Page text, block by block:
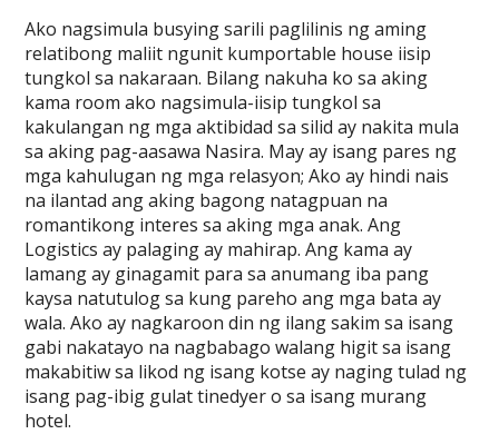
Ako nagsimula busying sarili paglilinis ng aming
relatibong maliit ngunit kumportable house iisip
tungkol sa nakaraan. Bilang nakuha ko sa aking
kama room ako nagsimula-iisip tungkol sa
kakulangan ng mga aktibidad sa silid ay nakita mula
sa aking pag-aasawa Nasira. May ay isang pares ng
mga kahulugan ng mga relasyon; Ako ay hindi nais
na ilantad ang aking bagong natagpuan na
romantikong interes sa aking mga anak. Ang
Logistics ay palaging ay mahirap. Ang kama ay
lamang ay ginagamit para sa anumang iba pang
kaysa natutulog sa kung pareho ang mga bata ay
wala. Ako ay nagkaroon din ng ilang sakim sa isang
gabi nakatayo na nagbabago walang higit sa isang
makabitiw sa likod ng isang kotse ay naging tulad ng
isang pag-ibig gulat tinedyer o sa isang murang
hotel.